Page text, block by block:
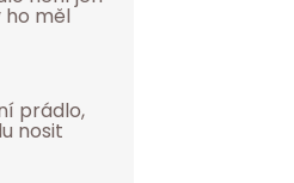
ho měl
prádlo,
nosit